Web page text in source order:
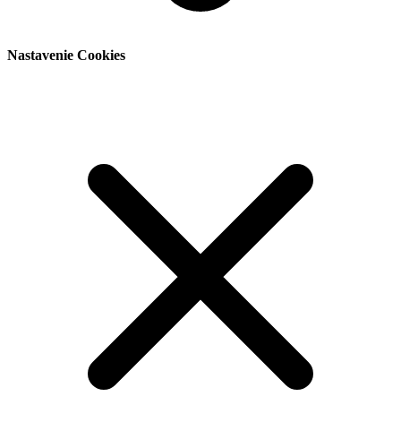
Nastavenie Cookies